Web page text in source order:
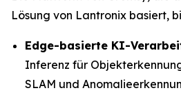
Lösung von Lantronix basiert,
Edge-basierte KI-
Inferenz für
SLAM und